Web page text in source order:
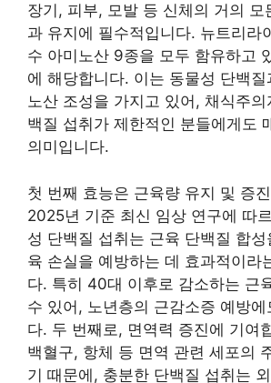
장기, 피부, 모발 등 신체의 거의 모
과 유지에 필수적입니다. 뉴트리라
수 아미노산 9종을 모두 함유하고
에 해당합니다. 이는 동물성 단백질
노산 조성을 가지고 있어, 채식주
백질 섭취가 제한적인 분들에게도
의미입니다.
첫 번째 효능은 근육량 유지 및 증
2025년 기준 최신 임상 연구에 따
성 단백질 섭취는 근육 단백질 합
육 손실을 예방하는 데 효과적이라
다. 특히 40대 이후로 감소하는 근
수 있어, 노년층의 근감소증 예방에
다. 두 번째로, 면역력 증진에 기여
백혈구, 항체 등 면역 관련 세포의
기 때문에, 충분한 단백질 섭취는